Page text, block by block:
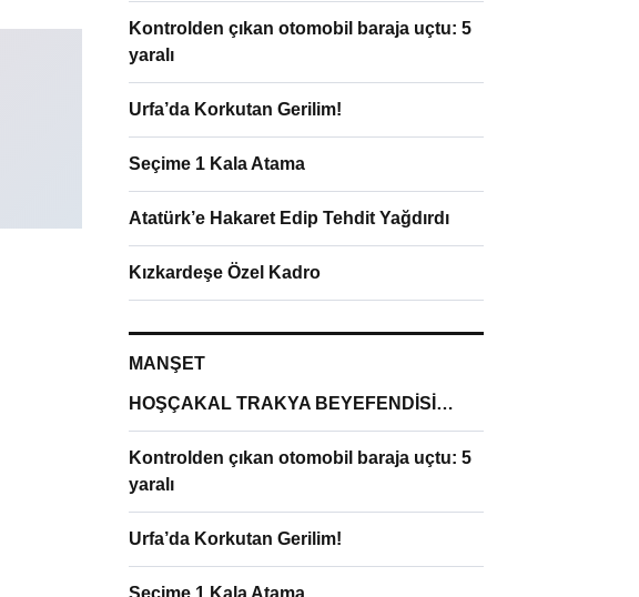
Kontrolden çıkan otomobil baraja uçtu: 5
yaralı
Urfa’da Korkutan Gerilim!
Seçime 1 Kala Atama
Atatürk’e Hakaret Edip Tehdit Yağdırdı
Kızkardeşe Özel Kadro
MANŞET
HOŞÇAKAL TRAKYA BEYEFENDİSİ…
Kontrolden çıkan otomobil baraja uçtu: 5
yaralı
Urfa’da Korkutan Gerilim!
Seçime 1 Kala Atama